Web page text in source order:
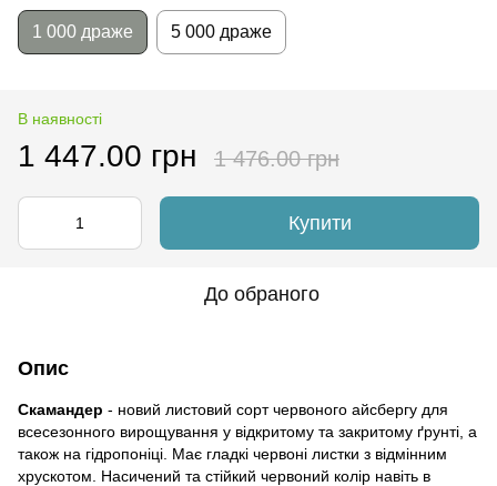
1 000 драже 5 000 драже
В наявності
1 447.00 грн 1 476.00 грн
Купити
До обраного
Опис
Скамандер - новий листовий сорт червоного айсбергу для
всесезонного вирощування у відкритому та закритому ґрунті, а
також на гідропоніці. Має гладкі червоні листки з відмінним
хрускотом. Насичений та стійкий червоний колір навіть в